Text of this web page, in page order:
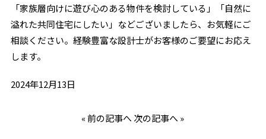
「家族層向けに遊び心のある物件を検討している」「自然に
溢れた共同住宅にしたい」などございましたら、お気軽にご
相談ください。経験豊富な設計士がお客様のご要望にお応え
します。
2024年12月13日
«前の記事へ 次の記事へ »